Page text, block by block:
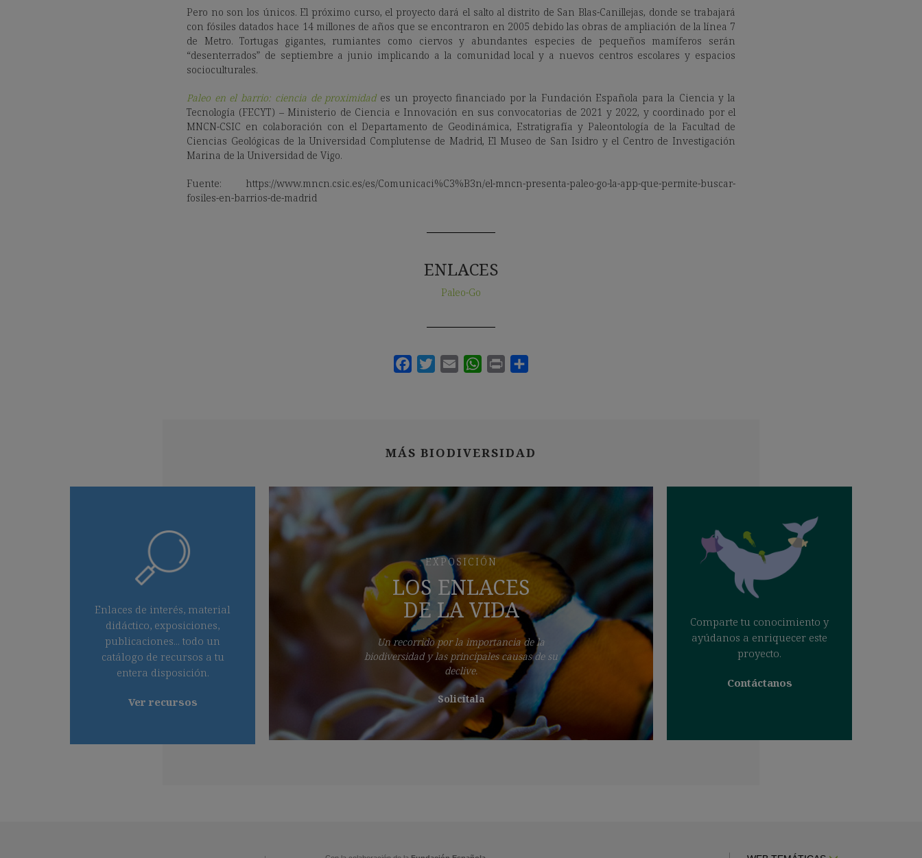
Pero no son los únicos. El próximo curso, el proyecto dará el salto al distrito de San Blas-Canillejas, donde se trabajará
con fósiles datados hace 14 millones de años que se encontraron en 2005 debido las obras de ampliación de la línea 7
de Metro. Tortugas gigantes, rumiantes como ciervos y abundantes especies de pequeños mamíferos serán
“desenterrados” de septiembre a junio implicando a la comunidad local y a nuevos centros escolares y espacios
socioculturales.
Paleo en el barrio: ciencia de proximidades un proyecto financiado por la Fundación Española para la Ciencia y la
Tecnología (FECYT) – Ministerio de Ciencia e Innovación en sus convocatorias de 2021 y 2022, y coordinado por el
MNCN-CSIC en colaboración con el Departamento de Geodinámica, Estratigrafía y Paleontología de la Facultad de
Ciencias Geológicas de la Universidad Complutense de Madrid, El Museo de San Isidro y el Centro de Investigación
Marina de la Universidad de Vigo.
Fuente: https://www.mncn.csic.es/es/Comunicaci%C3%B3n/el-mncn-presenta-paleo-go-la-app-que-permite-buscar-
fosiles-en-barrios-de-madrid
ENLACES
Paleo-Go
MÁS BIODIVERSIDAD
Enlaces de interés, material
didáctico, exposiciones,
publicaciones... todo un
catálogo de recursos a tu
entera disposición.
Ver recursos
EXPOSICIÓN
LOS ENLACES
DE LA VIDA
Un recorrido por la importancia de la
biodiversidad y las principales causas de su
declive.
Solicítala
Comparte tu conocimiento y
ayúdanos a enriquecer este
proyecto.
Contáctanos